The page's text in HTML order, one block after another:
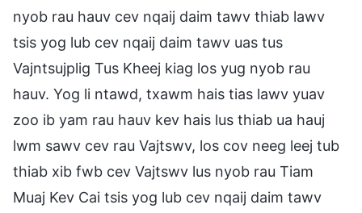
nyob rau hauv cev nqaij daim tawv thiab lawv
tsis yog lub cev nqaij daim tawv uas tus
Vajntsujplig Tus Kheej kiag los yug nyob rau
hauv. Yog li ntawd, txawm hais tias lawv yuav
zoo ib yam rau hauv kev hais lus thiab ua hauj
lwm sawv cev rau Vajtswv, los cov neeg leej tub
thiab xib fwb cev Vajtswv lus nyob rau Tiam
Muaj Kev Cai tsis yog lub cev nqaij daim tawv